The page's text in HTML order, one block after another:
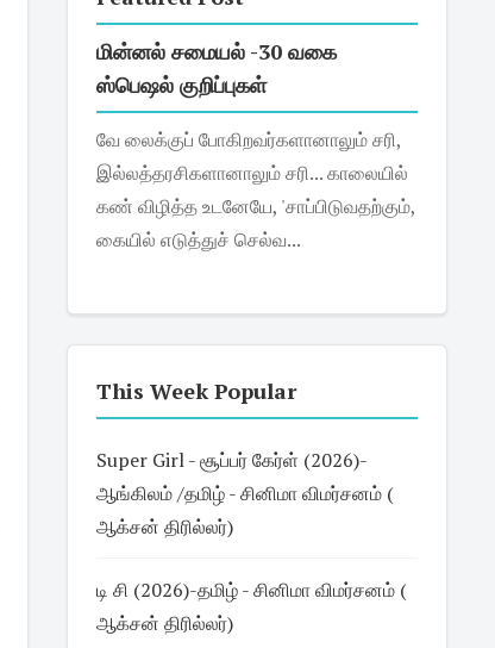
மின்னல் சமையல் -30 வகை
ஸ்பெஷல் குறிப்புகள்
வே லைக்குப் போகிறவர்களானாலும் சரி,
இல்லத்தரசிகளானாலும் சரி... காலையில்
கண் விழித்த உடனேயே, 'சாப்பிடுவதற்கும்,
கையில் எடுத்துச் செல்வ...
This Week Popular
Super Girl - சூப்பர் கேர்ள் (2026)-
ஆங்கிலம் /தமிழ் - சினிமா விமர்சனம் (
ஆக்சன் திரில்லர்)
டி சி (2026)-தமிழ் - சினிமா விமர்சனம் (
ஆக்சன் திரில்லர்)